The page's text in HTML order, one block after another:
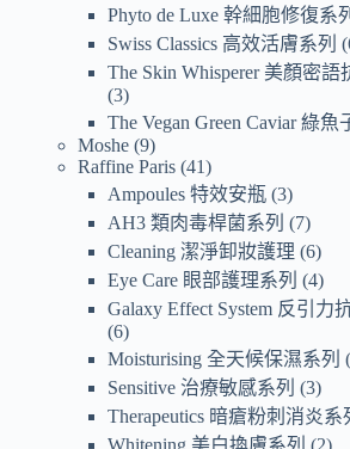
Phyto de Luxe 幹細胞修復系列
Swiss Classics 高效活膚系列
The Skin Whisperer 美顏密語
3
The Vegan Green Caviar 綠魚
Moshe 9
Raffine Paris 41
Ampoules 特效安瓶 3
AH3 類肉毒桿菌系列
7
Cleaning 潔淨卸妝護理 6
Eye Care 眼部護理系列
4
Galaxy Effect System 反引力
6
Moisturising 全天候保濕系列
Sensitive 治療敏感系列
3
Therapeutics 暗瘡粉刺消炎系
Whitening 美白換膚系列
2